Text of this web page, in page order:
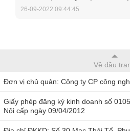
Ưu điểm của AM7013MT
26-09-2022 09:44:45
Về đầu
Đơn vị chủ quản: Công ty CP công
Giấy phép đăng ký kinh doanh số
Nội cấp ngày 09/04/2012